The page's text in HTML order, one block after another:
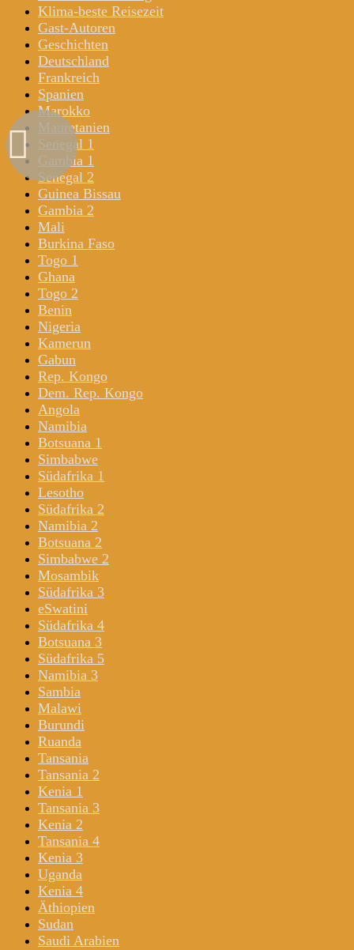
Klima-beste Reisezeit
Gast-Autoren
Geschichten
Deutschland
Frankreich
Spanien
Marokko
Mauretanien
Senegal 1
Gambia 1
Senegal 2
Guinea Bissau
Gambia 2
Mali
Burkina Faso
Togo 1
Ghana
Togo 2
Benin
Nigeria
Kamerun
Gabun
Rep. Kongo
Dem. Rep. Kongo
Angola
Namibia
Botsuana 1
Simbabwe
Südafrika 1
Lesotho
Südafrika 2
Namibia 2
Botsuana 2
Simbabwe 2
Mosambik
Südafrika 3
eSwatini
Südafrika 4
Botsuana 3
Südafrika 5
Namibia 3
Sambia
Malawi
Burundi
Ruanda
Tansania
Tansania 2
Kenia 1
Tansania 3
Kenia 2
Tansania 4
Kenia 3
Uganda
Kenia 4
Äthiopien
Sudan
Saudi Arabien